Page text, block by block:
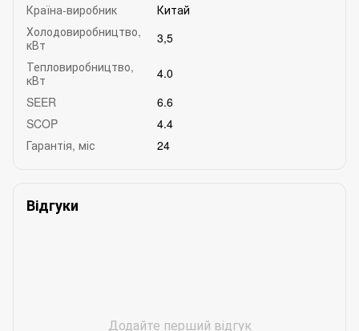
Країна-виробник
Китай
Холодовиробництво,
кВт
3,5
Тепловиробництво,
кВт
4.0
SEER
6.6
SCOP
4.4
Гарантія, міс
24
Відгуки
Додайте перший відгук